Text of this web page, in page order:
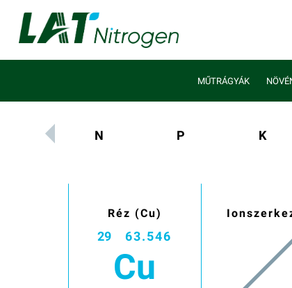
MŰTRÁGYÁK
N P K
Réz (Cu)
29 63.546
Cu